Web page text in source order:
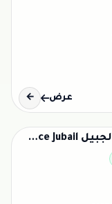
عرض ←
مكتب الشمري العقاري الجبيل Alshammari Real estate Office Jubail